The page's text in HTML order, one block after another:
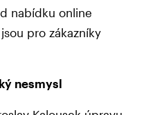
nabídku online
pro zákazníky
nesmysl